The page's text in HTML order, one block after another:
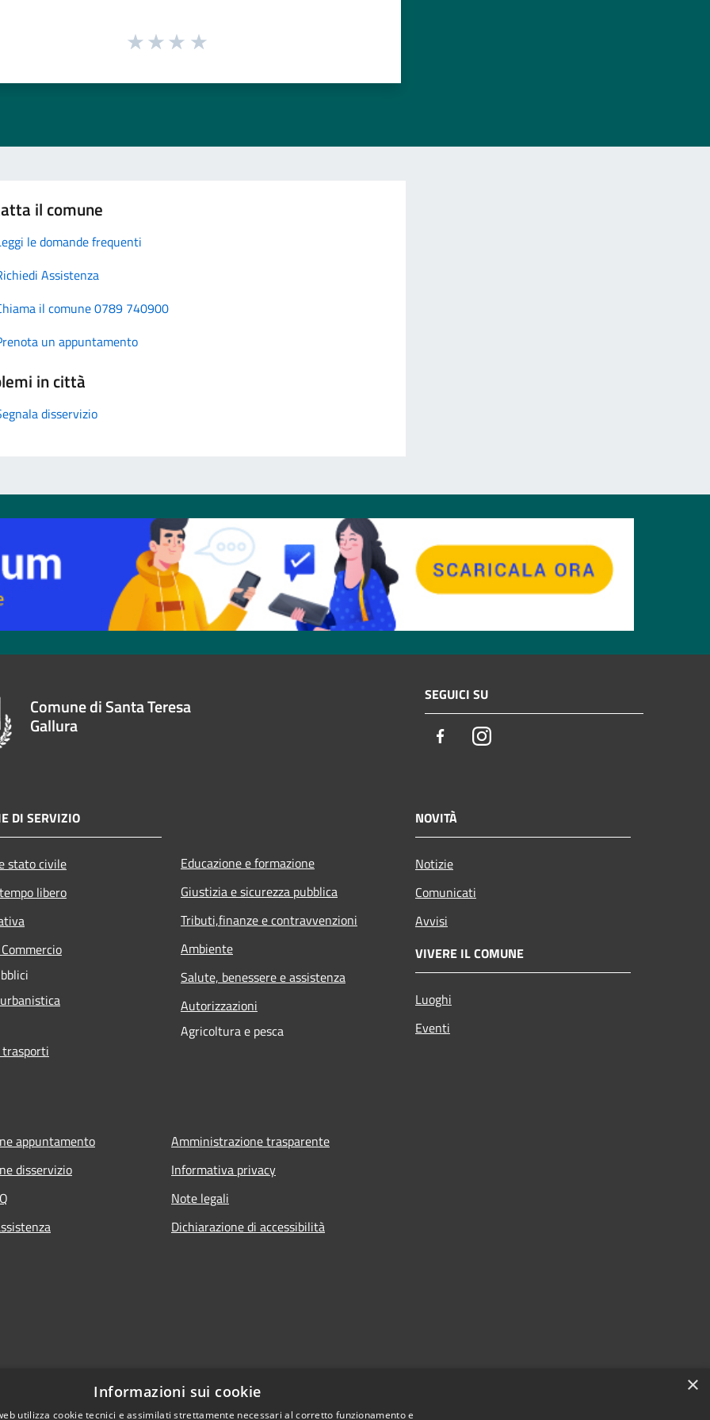
il comune
le domande frequenti
Assistenza
il comune 0789 740900
un appuntamento
in città
disservizio
Comune di Santa Teresa
Gallura
SEGUICI SU
FacebookInstagram
DI SERVIZIO
stato civile
libero
Educazione e formazione
Giustizia e sicurezza pubblica
Tributi,finanze e contravvenzioni
Ambiente
Salute, benessere e assistenza
Autorizzazioni
Agricoltura e pesca
NOVITÀ
Notizie
Comunicati
Avvisi
VIVERE IL COMUNE
Luoghi
Eventi
appuntamento
disservizio
Amministrazione trasparente
Informativa privacy
Note legali
Dichiarazione di accessibilità
×
Informazioni sui cookie
utilizza cookie tecnici e assimilati strettamente necessari al corretto funzionamento e